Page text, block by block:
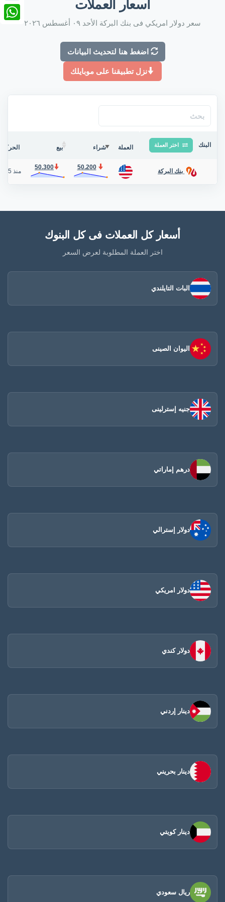
أسعار العملات
سعر دولار امريكي فى بنك البركة الأحد ٠٩ أغسطس ٢٠٢٦
اضغط هنا لتحديث البيانات
نزل تطبيقنا على موبايلك
البنك اختر العملة العملة شراء بيع الحركة
بنك البركة
50.200
50.300
منذ 5 أيام
أسعار كل العملات فى كل البنوك
اختر العملة المطلوبة لعرض السعر
البات التايلندي
اليوان الصينى​
جنيه إسترلينى
درهم إماراتي
دولار إسترالي
دولار امريكي
دولار كندي
دينار إردني
دينار بحريني
دينار كويتي
ريال سعودي